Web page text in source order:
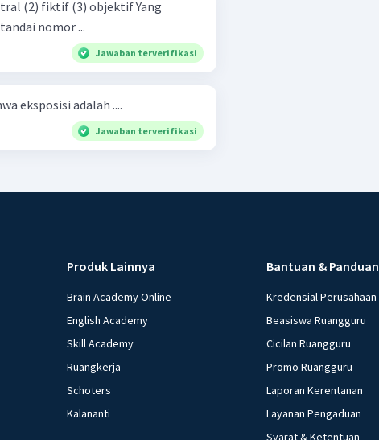
nomor ...
Jawaban terverifikasi
eksposisi adalah ....
Jawaban terverifikasi
Produk Lainnya
Brain Academy Online
English Academy
Skill Academy
Ruangkerja
Schoters
Kalananti
Bantuan & Panduan
Kredensial Perusahaan
Beasiswa Ruangguru
Cicilan Ruangguru
Promo Ruangguru
Laporan Kerentanan
Layanan Pengaduan
Syarat & Ketentuan